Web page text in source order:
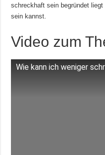
schreckhaft sein begründet
sein kannst.
Video zum
Wie kann ich weniger